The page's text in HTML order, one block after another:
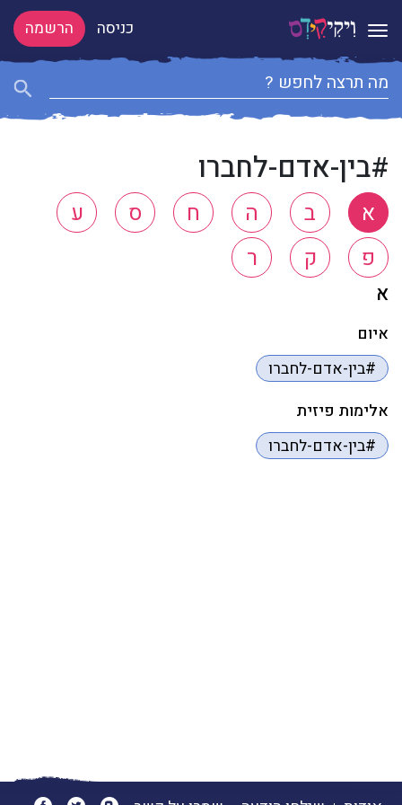
Toggle navigation כניסה הרשמה
#בין-אדם-לחברו
א ב ה ח ס
ע
פ
ק ר
א
איום
#בין-אדם-לחברו
אלימות פיזית
#בין-אדם-לחברו